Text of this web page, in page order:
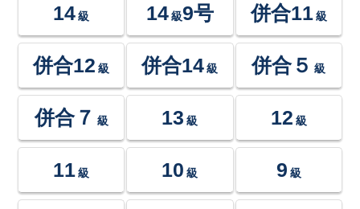
14 級 14級9号 併合11 級
併合12 級 併合14 級 併合５ 級
併合７ 級 13 級 12 級
11 級 10 級 9 級